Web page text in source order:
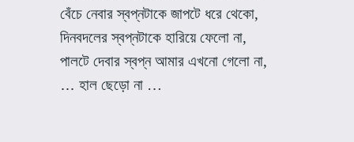
বেঁচে নেবার স্বপ্নটাকে জাপটে ধরে থেকো,
দিনবদলের স্বপ্নটাকে হারিয়ে ফেলো না,
পালটে দেবার স্বপ্ন আমার এখনো গেলো না,
… হাল ছেড়ো না …